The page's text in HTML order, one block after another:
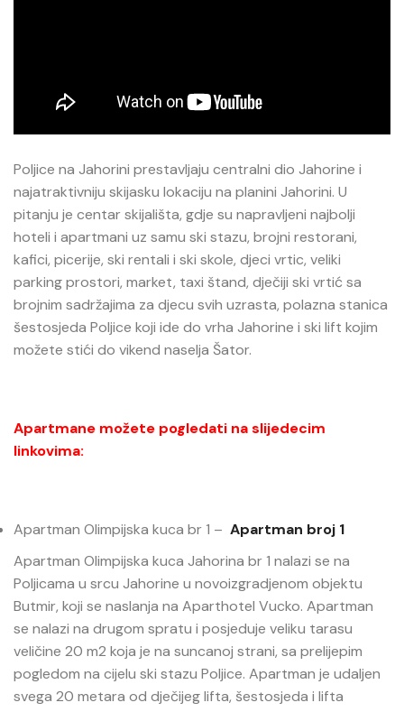
Poljice na Jahorini prestavljaju centralni dio Jahorine i
najatraktivniju skijasku lokaciju na planini Jahorini. U
pitanju je centar skijališta, gdje su napravljeni najbolji
hoteli i apartmani uz samu ski stazu, brojni restorani,
kafici, picerije, ski rentali i ski skole, djeci vrtic, veliki
parking prostori, market, taxi štand, dječiji ski vrtić sa
brojnim sadržajima za djecu svih uzrasta, polazna stanica
šestosjeda Poljice koji ide do vrha Jahorine i ski lift kojim
možete stići do vikend naselja Šator.
Apartmane možete pogledati na slijedecim
linkovima:
Apartman Olimpijska kuca br 1 – Apartman broj 1
Apartman Olimpijska kuca Jahorina br 1 nalazi se na
Poljicama u srcu Jahorine u novoizgradjenom objektu
Butmir, koji se naslanja na Aparthotel Vucko. Apartman
se nalazi na drugom spratu i posjeduje veliku tarasu
veličine 20 m2 koja je na suncanoj strani, sa prelijepim
pogledom na cijelu ski stazu Poljice. Apartman je udaljen
svega 20 metara od dječijeg lifta, šestosjeda i lifta